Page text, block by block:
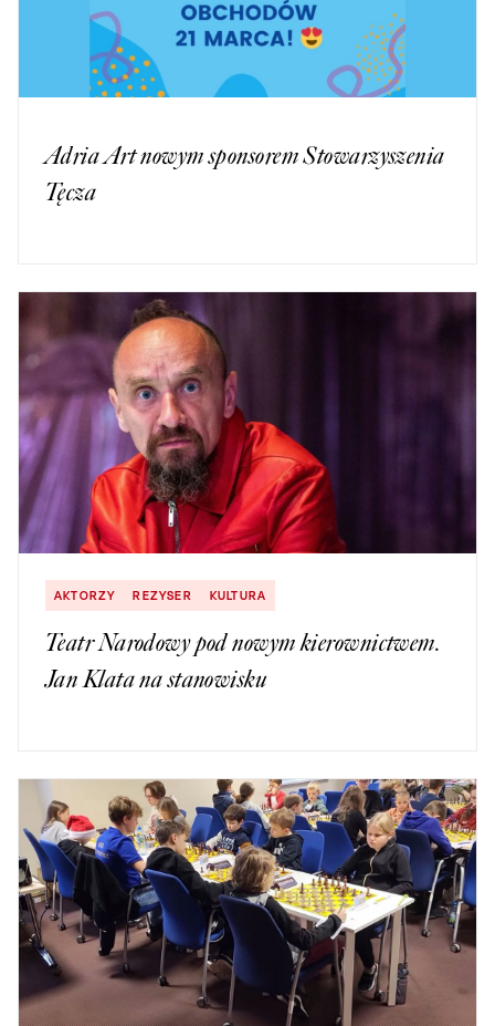
Adria Art nowym sponsorem Stowarzyszenia
Tęcza
AKTORZY REZYSER KULTURA
Teatr Narodowy pod nowym kierownictwem.
Jan Klata na stanowisku